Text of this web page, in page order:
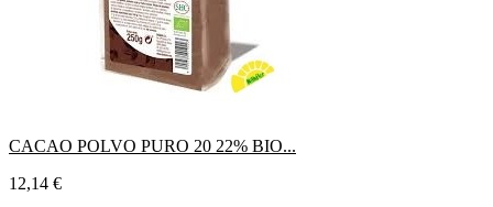
CACAO POLVO PURO 20 22% BIO...
Precio
12,14 €